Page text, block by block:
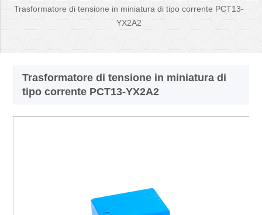
Trasformatore di tensione in miniatura di tipo corrente PCT13-
YX2A2
Trasformatore di tensione in miniatura di
tipo corrente PCT13-YX2A2